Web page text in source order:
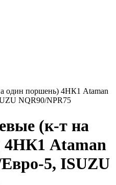
один поршень) 4НК1 Ataman
NQR90/NPR75
(к-т на
4НК1 Ataman
5, ISUZU